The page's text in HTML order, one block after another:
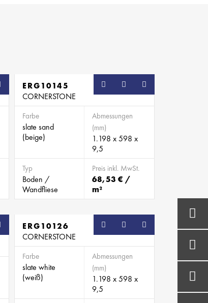
ERG10145
CORNERSTONE
Farbe
slate sand
(beige)
Abmessungen
(mm)
1.198 x 598 x
9,5
Typ
Boden /
Wandfliese
Preis inkl. MwSt.
68,53 € /
m²
ERG10126
CORNERSTONE
Farbe
slate white
(weiß)
Abmessungen
(mm)
1.198 x 598 x
9,5